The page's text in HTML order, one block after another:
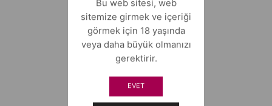
Bu web sitesi, web
sitemize girmek ve içeriği
görmek için 18 yaşında
veya daha büyük olmanızı
gerektirir.
EVET